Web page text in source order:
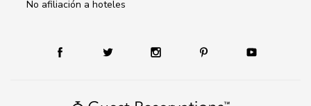
No afiliación a hoteles